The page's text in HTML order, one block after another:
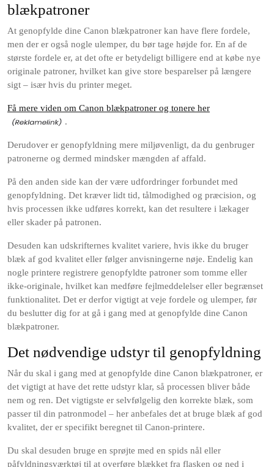
blækpatroner
At genopfylde dine Canon blækpatroner kan have flere fordele,
men der er også nogle ulemper, du bør tage højde for. En af de
største fordele er, at det ofte er betydeligt billigere end at købe nye
originale patroner, hvilket kan give store besparelser på længere
sigt – især hvis du printer meget.
Få mere viden om Canon blækpatroner og tonere her
.
Derudover er genopfyldning mere miljøvenligt, da du genbruger
patronerne og dermed mindsker mængden af affald.
På den anden side kan der være udfordringer forbundet med
genopfyldning. Det kræver lidt tid, tålmodighed og præcision, og
hvis processen ikke udføres korrekt, kan det resultere i lækager
eller skader på patronen.
Desuden kan udskrifternes kvalitet variere, hvis ikke du bruger
blæk af god kvalitet eller følger anvisningerne nøje. Endelig kan
nogle printere registrere genopfyldte patroner som tomme eller
ikke-originale, hvilket kan medføre fejlmeddelelser eller begrænset
funktionalitet. Det er derfor vigtigt at veje fordele og ulemper, før
du beslutter dig for at gå i gang med at genopfylde dine Canon
blækpatroner.
Det nødvendige udstyr til genopfyldning
Når du skal i gang med at genopfylde dine Canon blækpatroner, er
det vigtigt at have det rette udstyr klar, så processen bliver både
nem og ren. Det vigtigste er selvfølgelig den korrekte blæk, som
passer til din patronmodel – her anbefales det at bruge blæk af god
kvalitet, der er specifikt beregnet til Canon-printere.
Du skal desuden bruge en sprøjte med en spids nål eller
påfyldningsværktøj til at overføre blækket fra flasken og ned i